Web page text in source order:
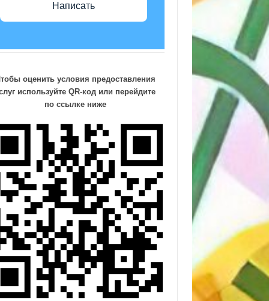
Написать
оценить условия предоставления
используйте QR-код или перейдите
по ссылке ниже